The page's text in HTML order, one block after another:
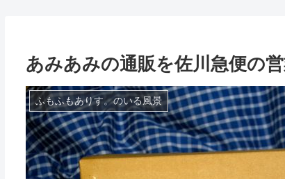
あみあみの通販を佐川急便の
ふもふもありす。のいる風景